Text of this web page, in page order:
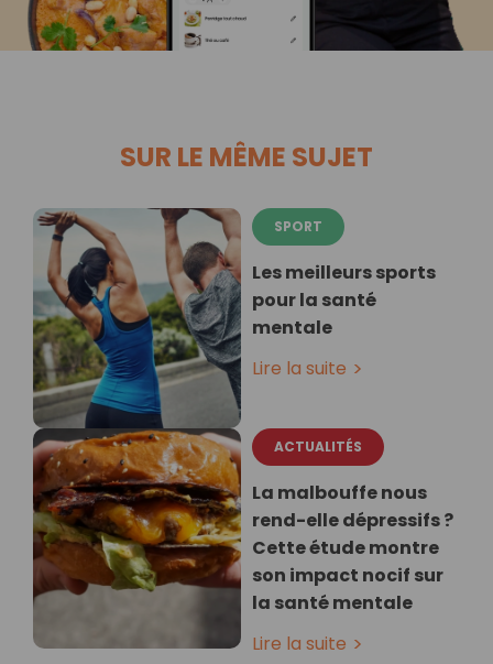
SUR LE MÊME SUJET
SPORT
Les meilleurs sports
pour la santé
mentale
Lire la suite
ACTUALITÉS
La malbouffe nous
rend-elle dépressifs ?
Cette étude montre
son impact nocif sur
la santé mentale
Lire la suite